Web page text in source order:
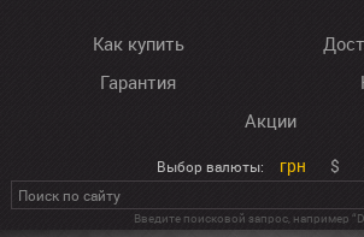
Как купить
Гарантия
Акции
Выбор валюты: грн $
Введите поисковой запрос, например